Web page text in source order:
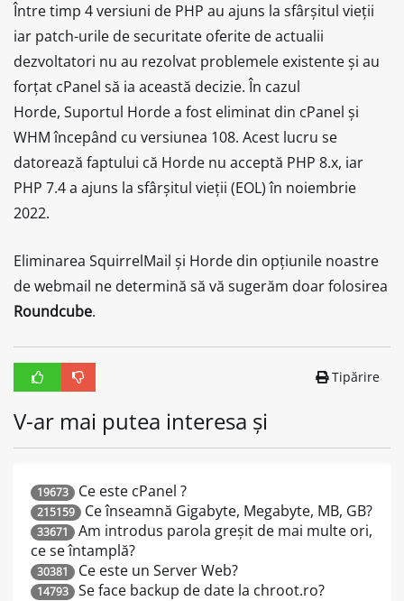
Între timp 4 versiuni de PHP au ajuns la sfârșitul vieții
iar patch-urile de securitate oferite de actualii
dezvoltatori nu au rezolvat problemele existente și au
forțat cPanel să ia această decizie. În cazul
Horde, Suportul Horde a fost eliminat din cPanel și
WHM începând cu versiunea 108. Acest lucru se
datorează faptului că Horde nu acceptă PHP 8.x, iar
PHP 7.4 a ajuns la sfârșitul vieții (EOL) în noiembrie
2022.
Eliminarea SquirrelMail și Horde din opțiunile noastre
de webmail ne determină să vă sugerăm doar folosirea
Roundcube.
Tipărire
V-ar mai putea interesa și
19673 Ce este cPanel ?
215159 Ce înseamnă Gigabyte, Megabyte, MB, GB?
33671
Am introdus parola greșit de mai multe ori,
ce se întamplă?
30381 Ce este un Server Web?
14793 Se face backup de date la chroot.ro?